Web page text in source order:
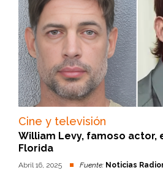
Cine y televisión
William Levy, famoso actor,
Florida
Abril 16, 2025 Fuente: Noticias